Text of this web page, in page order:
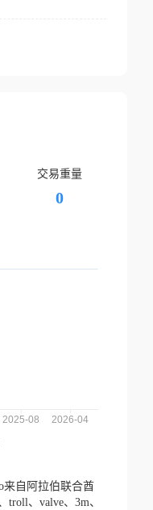
交易重量
0
来自阿拉伯联合酋
troll、valve、3m、